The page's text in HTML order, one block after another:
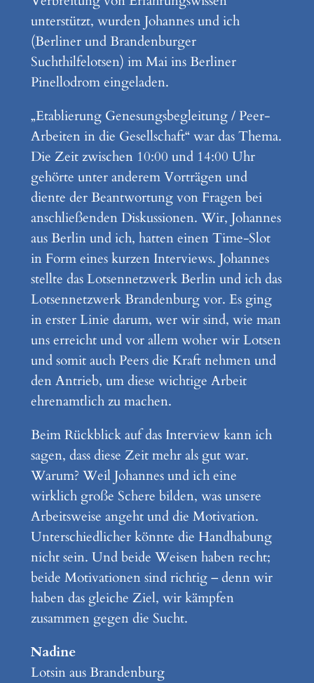
unterstützt, wurden Johannes und ich
(Berliner und Brandenburger
Suchthilfelotsen) im Mai ins Berliner
Pinellodrom eingeladen.
„Etablierung Genesungsbegleitung / Peer-
Arbeiten in die Gesellschaft“ war das Thema.
Die Zeit zwischen 10:00 und 14:00 Uhr
gehörte unter anderem Vorträgen und
diente der Beantwortung von Fragen bei
anschließenden Diskussionen. Wir, Johannes
aus Berlin und ich, hatten einen Time-Slot
in Form eines kurzen Interviews. Johannes
stellte das Lotsennetzwerk Berlin und ich das
Lotsennetzwerk Brandenburg vor. Es ging
in erster Linie darum, wer wir sind, wie man
uns erreicht und vor allem woher wir Lotsen
und somit auch Peers die Kraft nehmen und
den Antrieb, um diese wichtige Arbeit
ehrenamtlich zu machen.
Beim Rückblick auf das Interview kann ich
sagen, dass diese Zeit mehr als gut war.
Warum? Weil Johannes und ich eine
wirklich große Schere bilden, was unsere
Arbeitsweise angeht und die Motivation.
Unterschiedlicher könnte die Handhabung
nicht sein. Und beide Weisen haben recht;
beide Motivationen sind richtig – denn wir
haben das gleiche Ziel, wir kämpfen
zusammen gegen die Sucht.
Nadine
Lotsin aus Brandenburg